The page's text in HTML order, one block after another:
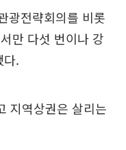
광전략회의를 비롯
만 다섯 번이나 강
다.
지역상권은 살리는